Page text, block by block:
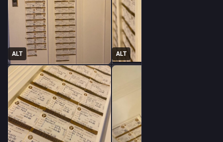
ALT ALT